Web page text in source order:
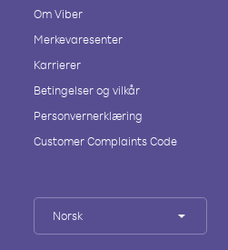
Om Viber
Merkevaresenter
Karrierer
Betingelser og vilkår
Personvernerklæring
Customer Complaints Code
Norsk